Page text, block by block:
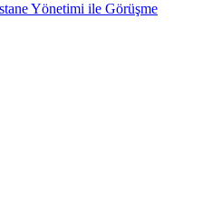
Yönetimi ile Görüşme